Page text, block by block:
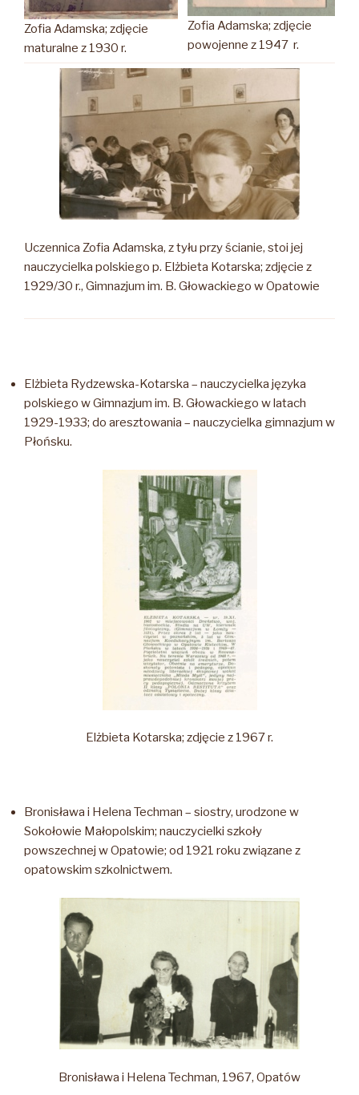
Zofia Adamska; zdjęcie
maturalne z 1930 r.
Zofia Adamska; zdjęcie
powojenne z 1947 r.
Uczennica Zofia Adamska, z tyłu przy ścianie, stoi jej
nauczycielka polskiego p. Elżbieta Kotarska; zdjęcie z
1929/30 r., Gimnazjum im. B. Głowackiego w Opatowie
Elżbieta Rydzewska-Kotarska – nauczycielka języka
polskiego w Gimnazjum im. B. Głowackiego w latach
1929-1933; do aresztowania – nauczycielka gimnazjum w
Płońsku.
Elżbieta Kotarska; zdjęcie z 1967 r.
Bronisława i Helena Techman – siostry, urodzone w
Sokołowie Małopolskim; nauczycielki szkoły
powszechnej w Opatowie; od 1921 roku związane z
opatowskim szkolnictwem.
Bronisława i Helena Techman, 1967, Opatów